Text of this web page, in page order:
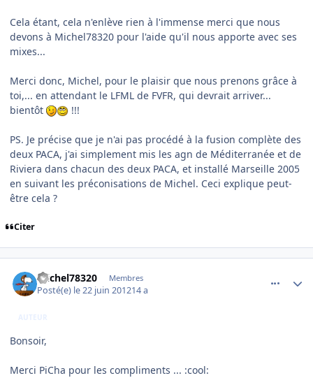
Cela étant, cela n'enlève rien à l'immense merci que nous
devons à Michel78320 pour l'aide qu'il nous apporte avec ses
mixes...
Merci donc, Michel, pour le plaisir que nous prenons grâce à
toi,... en attendant le LFML de FVFR, qui devrait arriver...
bientôt
!!!
PS. Je précise que je n'ai pas procédé à la fusion complète des
deux PACA, j'ai simplement mis les agn de Méditerranée et de
Riviera dans chacun des deux PACA, et installé Marseille 2005
en suivant les préconisations de Michel. Ceci explique peut-
être cela ?
Citer
michel78320 Membres
Posté(e) le 22 juin 201214 a
AUTEUR
Bonsoir,
Merci PiCha pour les compliments ... :cool: